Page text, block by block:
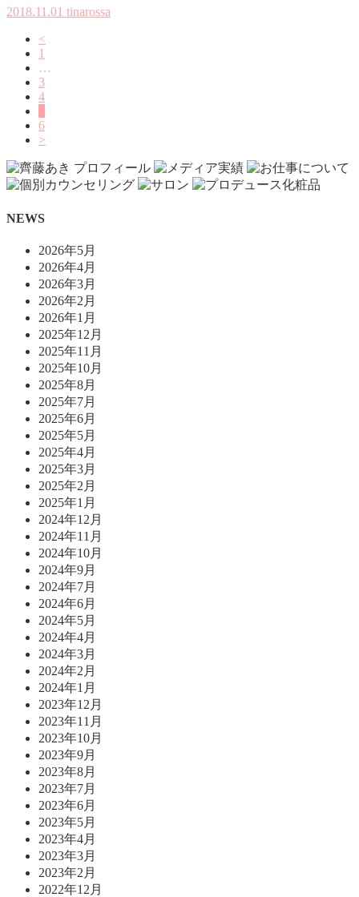
2018.11.01 tinarossa
<
1
…
3
4
6
>
NEWS
2026年5月
2026年4月
2026年3月
2026年2月
2026年1月
2025年12月
2025年11月
2025年10月
2025年8月
2025年7月
2025年6月
2025年5月
2025年4月
2025年3月
2025年2月
2025年1月
2024年12月
2024年11月
2024年10月
2024年9月
2024年7月
2024年6月
2024年5月
2024年4月
2024年3月
2024年2月
2024年1月
2023年12月
2023年11月
2023年10月
2023年9月
2023年8月
2023年7月
2023年6月
2023年5月
2023年4月
2023年3月
2023年2月
2022年12月